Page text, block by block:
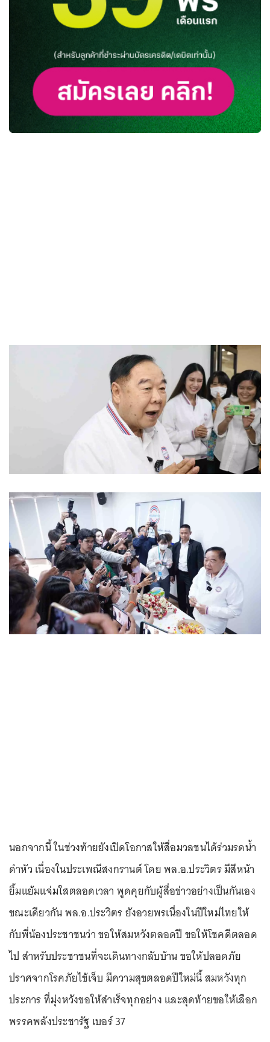
นอกจากนี้ ในช่วงท้ายยังเปิดโอกาสให้สื่อมวลชนได้ร่วมรดน้ำ
ดำหัว เนื่องในประเพณีสงกรานต์ โดย พล.อ.ประวิตร มีสีหน้า
ยิ้มแย้มแจ่มใสตลอดเวลา พูดคุยกับผู้สื่อข่าวอย่างเป็นกันเอง
ขณะเดียวกัน พล.อ.ประวิตร ยังอวยพรเนื่องในปีใหม่ไทยให้
กับพี่น้องประชาชนว่า ขอให้สมหวังตลอดปี ขอให้โชคดีตลอด
ไป สำหรับประชาชนที่จะเดินทางกลับบ้าน ขอให้ปลอดภัย
ปราศจากโรคภัยไข้เจ็บ มีความสุขตลอดปีใหม่นี้ สมหวังทุก
ประการ ที่มุ่งหวังขอให้สำเร็จทุกอย่าง และสุดท้ายขอให้เลือก
พรรคพลังประชารัฐ เบอร์ 37